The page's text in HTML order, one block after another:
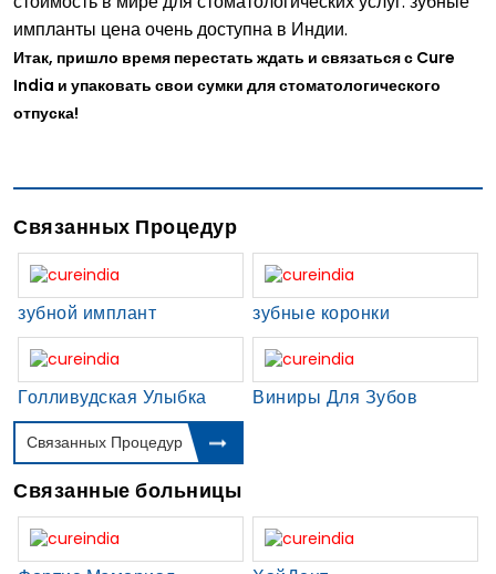
импланты цена очень доступна в Индии.
Итак, пришло время перестать ждать и связаться с Cure
India и упаковать свои сумки для стоматологического
отпуска!
Связанных Процедур
зубной имплант зубные коронки
Голливудская Улыбка Виниры Для Зубов
Связанных Процедур
Связанные больницы